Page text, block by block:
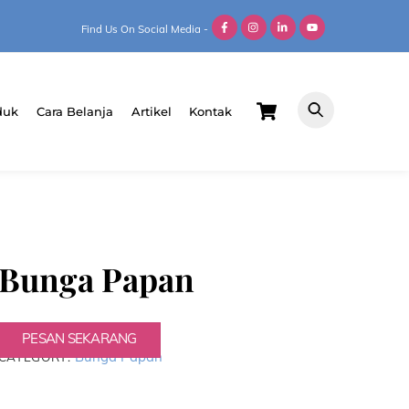
Find Us On Social Media -
Cart
Cara Belanja Artikel Kontak
Papan
PESAN SEKARANG
Bunga Papan